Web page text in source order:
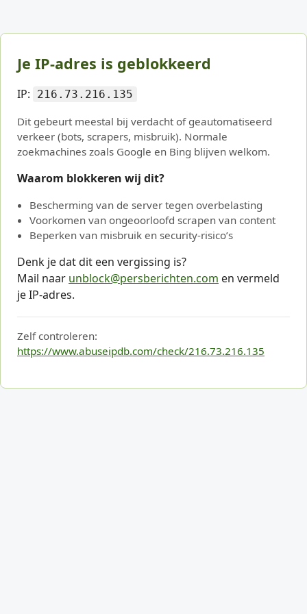
Je IP-adres is geblokkeerd
IP: 216.73.216.135
Dit gebeurt meestal bij verdacht of geautomatiseerd
verkeer (bots, scrapers, misbruik). Normale
zoekmachines zoals Google en Bing blijven welkom.
Waarom blokkeren wij dit?
Bescherming van de server tegen overbelasting
Voorkomen van ongeoorloofd scrapen van content
Beperken van misbruik en security-risico’s
Denk je dat dit een vergissing is?
Mail naar unblock@persberichten.com en vermeld
je IP-adres.
Zelf controleren:
https://www.abuseipdb.com/check/216.73.216.135